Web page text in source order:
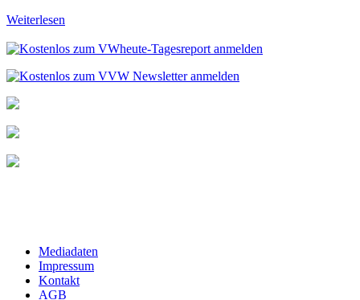
Weiterlesen
Mediadaten
Impressum
Kontakt
AGB